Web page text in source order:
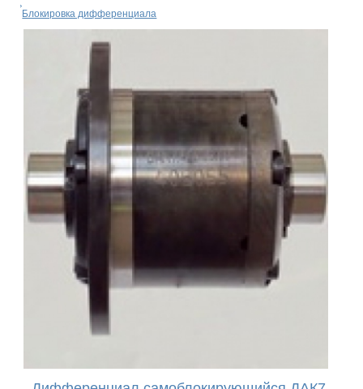
Блокировка дифференциала